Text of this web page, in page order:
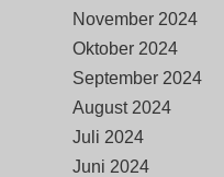
November 2024
Oktober 2024
September 2024
August 2024
Juli 2024
Juni 2024